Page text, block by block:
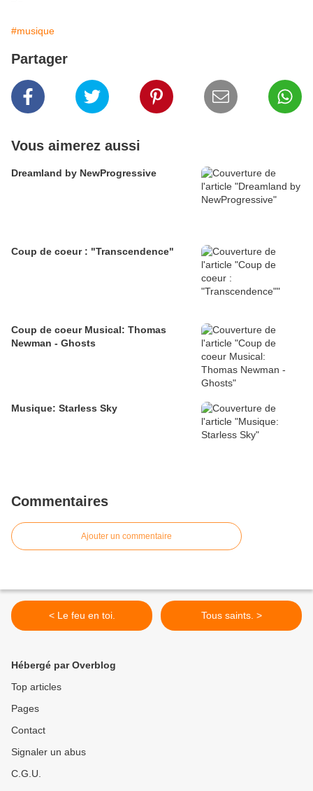
#musique
Partager
Vous aimerez aussi
Dreamland by NewProgressive
Coup de coeur : "Transcendence"
Coup de coeur Musical: Thomas
Newman - Ghosts
Musique: Starless Sky
Commentaires
Ajouter un commentaire
< Le feu en toi. Tous saints. >
Hébergé par Overblog
Top articles
Pages
Contact
Signaler un abus
C.G.U.